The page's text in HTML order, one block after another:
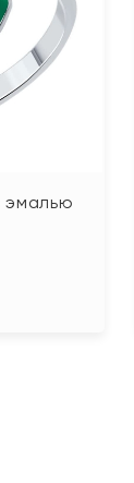
эмалью